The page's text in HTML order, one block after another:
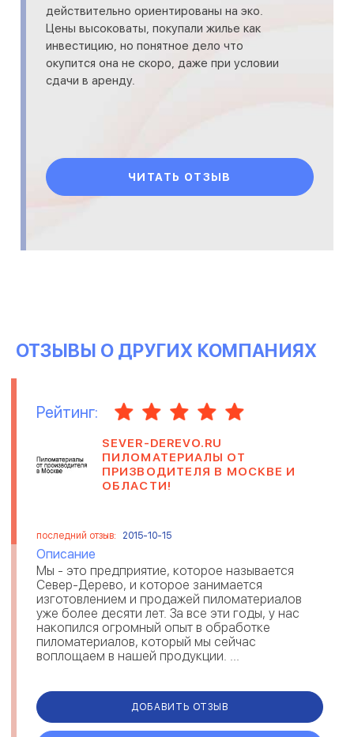
действительно ориентированы на эко.
Цены высоковаты, покупали жилье как
инвестицию, но понятное дело что
окупится она не скоро, даже при условии
сдачи в аренду.
ЧИТАТЬ ОТЗЫВ
ОТЗЫВЫ О ДРУГИХ КОМПАНИЯХ
Рейтинг:
SEVER-DEREVO.RU
ПИЛОМАТЕРИАЛЫ ОТ
ПРИЗВОДИТЕЛЯ В МОСКВЕ И
ОБЛАСТИ!
последний отзыв: 2015-10-15
Описание
Мы - это предприятие, которое называется
Север-Дерево, и которое занимается
изготовлением и продажей пиломатериалов
уже более десяти лет. За все эти годы, у нас
накопился огромный опыт в обработке
пиломатериалов, который мы сейчас
воплощаем в нашей продукции. ...
ДОБАВИТЬ ОТЗЫВ